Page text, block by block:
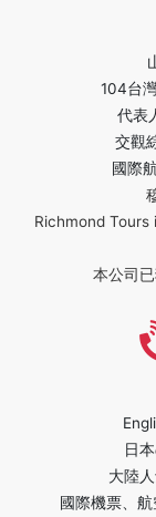
104台
代表
交觀
國際
Richmond
本公司
日
大陸
國際機票、